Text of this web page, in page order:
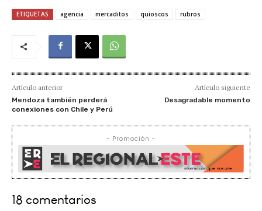
ETIQUETAS agencia mercaditos quioscos rubros
Artículo anterior
Mendoza también perderá
conexiones con Chile y Perú
Artículo siguiente
Desagradable momento
- Promoción -
18 comentarios